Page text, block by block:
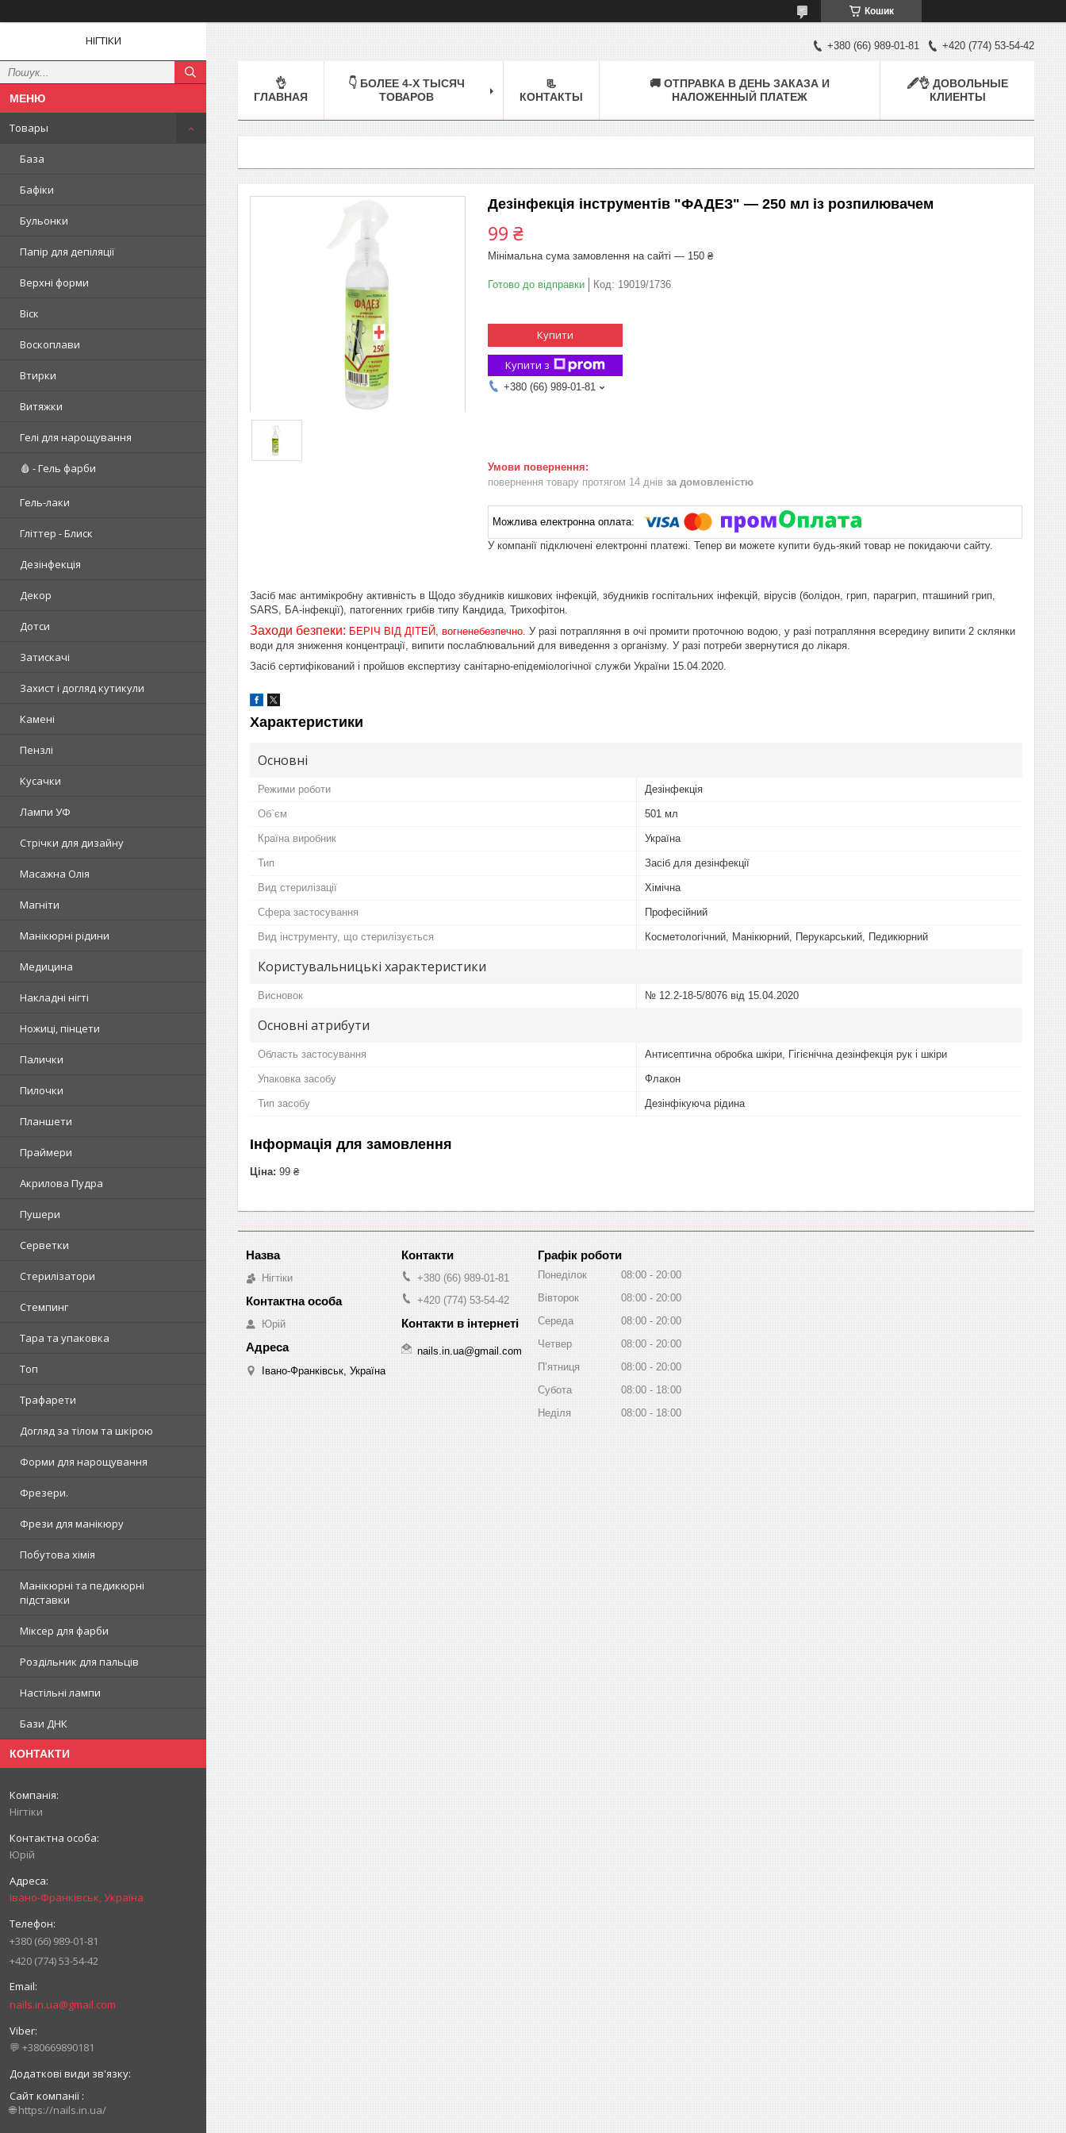
Кошик
НІГТІКИ
Товары
База
Бафіки
Бульонки
Папір для депіляції
Верхні форми
Віск
Воскоплави
Втирки
Витяжки
Гелі для нарощування
🩸 - Гель фарби
Гель-лаки
Гліттер - Блиск
Дезінфекція
Декор
Дотси
Затискачі
Захист і догляд кутикули
Камені
Пензлі
Кусачки
Лампи УФ
Стрічки для дизайну
Масажна Олія
Магніти
Манікюрні рідини
Медицина
Накладні нігті
Ножиці, пінцети
Палички
Пилочки
Планшети
Праймери
Акрилова Пудра
Пушери
Серветки
Стерилізатори
Стемпинг
Тара та упаковка
Топ
Трафарети
Догляд за тілом та шкірою
Форми для нарощування
Фрезери.
Фрези для манікюру
Побутова хімія
Манікюрні та педикюрні
підставки
Міксер для фарби
Роздільник для пальців
Настільні лампи
Бази ДНК
КОНТАКТИ
Нігтіки
Юрій
Івано-Франківськ, Україна
+380 (66) 989-01-81
+420 (774) 53-54-42
nails.in.ua@gmail.com
💬 +380669890181
Сайт компанії
🌐 https://nails.in.ua/
+380 (66) 989-01-81 +420 (774) 53-54-42
👌
ГЛАВНАЯ
👇 БОЛЕЕ 4-Х ТЫСЯЧ
ТОВАРОВ
📃
КОНТАКТЫ
🚚 ОТПРАВКА В ДЕНЬ ЗАКАЗА И
НАЛОЖЕННЫЙ ПЛАТЕЖ
🖋👌 ДОВОЛЬНЫЕ
КЛИЕНТЫ
Дезінфекція інструментів "ФАДЕЗ" — 250 мл із розпилювачем
99 ₴
Мінімальна сума замовлення на сайті — 150 ₴
Готово до відправки Код: 19019/1736
Купити
Купити з
+380 (66) 989-01-81
повернення товару протягом 14 днів за домовленістю
У компанії підключені електронні платежі. Тепер ви можете купити будь-який товар не покидаючи сайту.
Засіб має антимікробну активність в Щодо збудників кишкових інфекцій, збудників госпітальних інфекцій, вірусів (болідон, грип, парагрип, пташиний грип,
SARS, БА-інфекції), патогенних грибів типу Кандида, Трихофітон.
Заходи безпеки: БЕРІЧ ВІД ДІТЕЙ, вогненебезпечно. У разі потрапляння в очі промити проточною водою, у разі потрапляння всередину випити 2 склянки
води для зниження концентрації, випити послаблювальний для виведення з організму. У разі потреби звернутися до лікаря.
Засіб сертифікований і пройшов експертизу санітарно-епідеміологічної служби України 15.04.2020.
Характеристики
Основні
Режими роботи Дезінфекція
Об`єм 501 мл
Країна виробник Україна
Тип Засіб для дезінфекції
Вид стерилізації Хімічна
Сфера застосування Професійний
Вид інструменту, що стерилізується Косметологічний, Манікюрний, Перукарський, Педикюрний
Користувальницькі характеристики
Висновок № 12.2-18-5/8076 від 15.04.2020
Основні атрибути
Область застосування Антисептична обробка шкіри, Гігієнічна дезінфекція рук і шкіри
Упаковка засобу Флакон
Тип засобу Дезінфікуюча рідина
Інформація для замовлення
Ціна: 99 ₴
Нігтіки
Юрій
Івано-Франківськ, Україна
+380 (66) 989-01-81
+420 (774) 53-54-42
nails.in.ua@gmail.com
Графік роботи
Понеділок 08:00
20:00
Вівторок
08:00
20:00
Середа
08:00
20:00
Четвер
08:00
20:00
Пʼятниця
08:00
20:00
Субота
08:00
18:00
Неділя
08:00 18:00